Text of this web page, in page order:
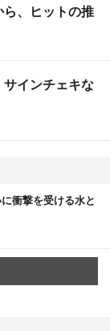
、ヒットの推
インチェキな
衝撃を受ける水と